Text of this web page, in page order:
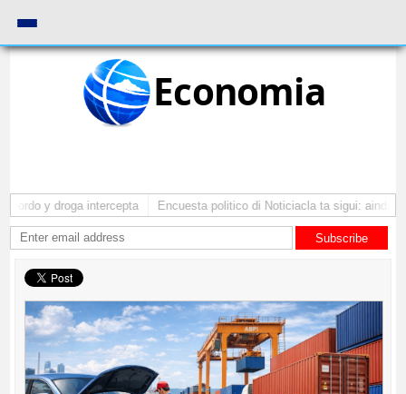
Economia
y droga intercepta Encuesta politico di Noticiacla ta sigui: ainda tin
Subscribe